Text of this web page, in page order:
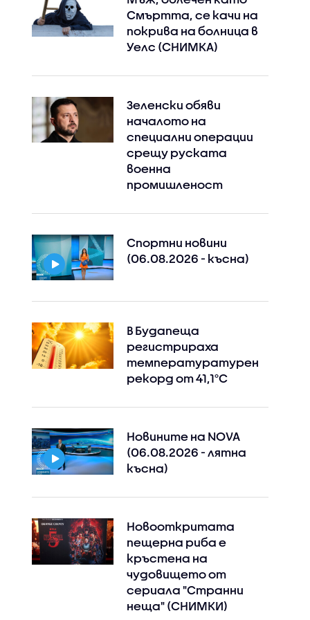
Смъртта, се качи на
покрива на болница в
Уелс (СНИМКА)
Зеленски обяви
началото на
специални операции
срещу руската
военна
промишленост
Спортни новини
(06.08.2026 - късна)
В Будапеща
регистрираха
температуратурен
рекорд от 41,1°C
Новините на NOVA
(06.08.2026 - лятна
късна)
Новооткритата
пещерна риба е
кръстена на
чудовището от
сериала "Странни
неща" (СНИМКИ)